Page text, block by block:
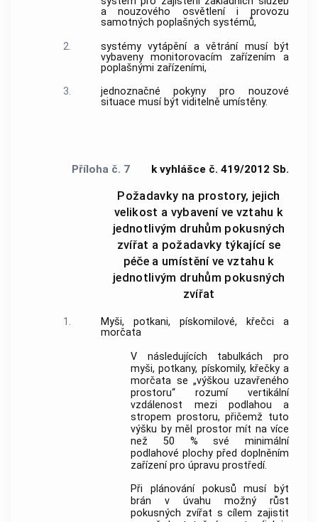
a nouzového osvětlení i provozu
samotných poplašných systémů,
2.
systémy vytápění a větrání musí být
vybaveny monitorovacím zařízením a
poplašnými zařízeními,
3.
jednoznačné pokyny pro nouzové
situace musí být viditelně umístěny.
Příloha č. 7 k vyhlášce č. 419/2012 Sb.
Požadavky na prostory, jejich
velikost a vybavení ve vztahu k
jednotlivým druhům pokusných
zvířat a požadavky týkající se
péče a umístění ve vztahu k
jednotlivým druhům pokusných
zvířat
1.
Myši, potkani, pískomilové, křečci a
morčata
V následujících tabulkách pro
myši, potkany, pískomily, křečky a
morčata se „výškou uzavřeného
prostoru“ rozumí vertikální
vzdálenost mezi podlahou a
stropem prostoru, přičemž tuto
výšku by měl prostor mít na více
než 50 % své minimální
podlahové plochy před doplněním
zařízenípro úpravu prostředí.
Při plánování pokusů musí být
brán v úvahu možný růst
pokusných zvířat s cílem zajistit